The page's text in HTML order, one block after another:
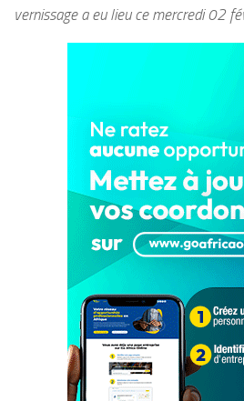
vernissage a eu lieu ce mercredi 02